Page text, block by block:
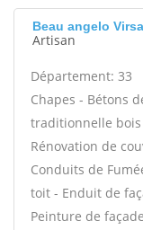
Beau angelo
Artisan
Département: 33
Chapes - Bétons
traditionnelle
Rénovation de
Conduits de
toit - Enduit de
Peinture de